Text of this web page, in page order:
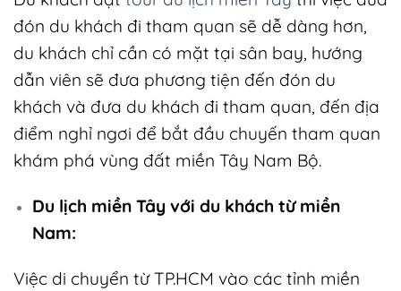
đón du khách đi tham quan sẽ dễ dàng hơn,
du khách chỉ cần có mặt tại sân bay, hướng
dẫn viên sẽ đưa phương tiện đến đón du
khách và đưa du khách đi tham quan, đến địa
điểm nghỉ ngơi để bắt đầu chuyến tham quan
khám phá vùng đất miền Tây Nam Bộ.
Du lịch miền Tây với du khách từ miền
Nam:
Việc di chuyển từ TP.HCM vào các tỉnh miền